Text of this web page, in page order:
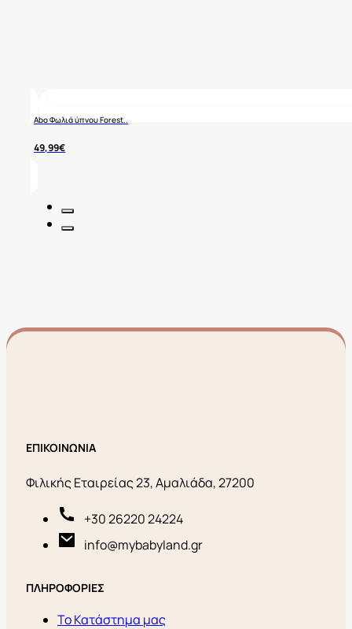
Abo Φωλιά ύπνου Forest..
49,99€
ΕΠΙΚΟΙΝΩΝΙΑ
Φιλικής Εταιρείας 23, Αμαλιάδα, 27200
+30 26220 24224
info@mybabyland.gr
ΠΛΗΡΟΦΟΡΙΕΣ
Το Κατάστημα μας